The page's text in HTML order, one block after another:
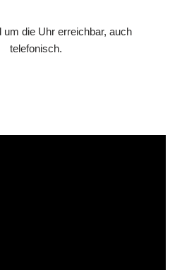
um die Uhr erreichbar, auch
telefonisch.